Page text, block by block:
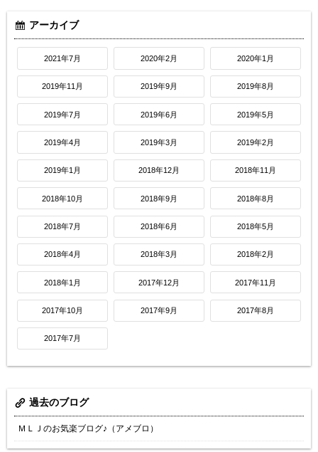
アーカイブ
2021年7月 2020年2月 2020年1月
2019年11月 2019年9月 2019年8月
2019年7月 2019年6月 2019年5月
2019年4月 2019年3月 2019年2月
2019年1月 2018年12月 2018年11月
2018年10月 2018年9月 2018年8月
2018年7月 2018年6月 2018年5月
2018年4月 2018年3月 2018年2月
2018年1月 2017年12月 2017年11月
2017年10月 2017年9月 2017年8月
2017年7月
過去のブログ
ＭＬＪのお気楽ブログ♪（アメブロ）